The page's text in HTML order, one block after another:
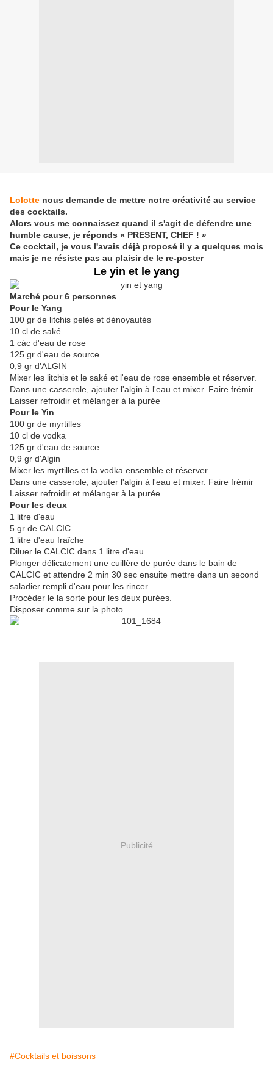
Lolotte nous demande de mettre notre créativité au service
des cocktails.
Alors vous me connaissez quand il s'agit de défendre une
humble cause, je réponds « PRESENT, CHEF ! »
Ce cocktail, je vous l'avais déjà proposé il y a quelques mois
mais je ne résiste pas au plaisir de le re-poster
Le yin et le yang
Marché pour 6 personnes
Pour le Yang
100 gr de litchis pelés et dénoyautés
10 cl de saké
1 càc d'eau de rose
125 gr d'eau de source
0,9 gr d'ALGIN
Mixer les litchis et le saké et l'eau de rose ensemble et réserver.
Dans une casserole, ajouter l'algin à l'eau et mixer. Faire frémir
Laisser refroidir et mélanger à la purée
Pour le Yin
100 gr de myrtilles
10 cl de vodka
125 gr d'eau de source
0,9 gr d'Algin
Mixer les myrtilles et la vodka ensemble et réserver.
Dans une casserole, ajouter l'algin à l'eau et mixer. Faire frémir
Laisser refroidir et mélanger à la purée
Pour les deux
1 litre d'eau
5 gr de CALCIC
1 litre d'eau fraîche
Diluer le CALCIC dans 1 litre d'eau
Plonger délicatement une cuillère de purée dans le bain de
CALCIC et attendre 2 min 30 sec ensuite mettre dans un second
saladier rempli d'eau pour les rincer.
Procéder le la sorte pour les deux purées.
Disposer comme sur la photo.
Publicité
#Cocktails et boissons